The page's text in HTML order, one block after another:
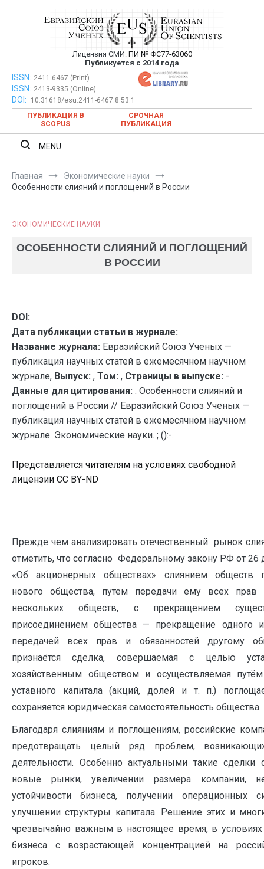
Евразийский Союз Ученых —
публикация научных статей в
ежемесячном научном журнале
Лицензия СМИ: ПИ № ФС77-63060
Публикуется с 2014 года
Евразийский Союз Ученых — публикация научных статей в
ежемесячном научном журнале
ISSN: 2411-6467 (Print)
ISSN: 2413-9335 (Online)
DOI:
10.31618/esu.2411-6467.8.53.1
ПУБЛИКАЦИЯ В
SCOPUS
СРОЧНАЯ
ПУБЛИКАЦИЯ
MENU
Главная
Экономические науки
Особенности слияний и поглощений в России
ЭКОНОМИЧЕСКИЕ НАУКИ
ОСОБЕННОСТИ СЛИЯНИЙ И ПОГЛОЩЕНИЙ
В РОССИИ
DOI:
Дата публикации статьи в журнале:
Название журнала: Евразийский Союз Ученых —
публикация научных статей в ежемесячном научном
журнале, Выпуск: , Том: , Страницы в выпуске: -
Данные для цитирования: . Особенности слияний и
поглощений в России // Евразийский Союз Ученых —
публикация научных статей в ежемесячном научном
журнале. Экономические науки. ; ():-.
Представляется читателям на условиях свободной
лицензии CC BY-ND
Прежде чем анализировать отечественный рынок
отметить, что согласно Федеральному закону РФ от 26
«Об акционерных обществах» слиянием обществ
нового общества, путем передачи ему всех прав
нескольких обществ, с прекращением
присоединением общества — прекращение одного
передачей всех прав и обязанностей другому
признаётся сделка, совершаемая с целью
хозяйственным обществом и осуществляемая
уставного капитала (акций, долей и т. п.)
сохраняется юридическая самостоятельность общества.
Благодаря слияниям и поглощениям, российские
предотвращать целый ряд проблем,
деятельности. Особенно актуальными такие сделки
новые рынки, увеличении размера компании,
устойчивости бизнеса, получении операционных
улучшении структуры капитала. Решение этих и
чрезвычайно важным в настоящее время, в условиях
бизнеса с возрастающей концентрацией на
игроков.